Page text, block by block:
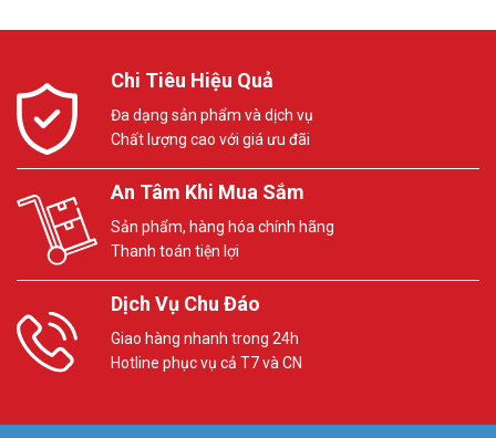
Chi Tiêu Hiệu Quả
Đa dạng sản phẩm và dịch vụ
Chất lượng cao với giá ưu đãi
An Tâm Khi Mua Sắm
Sản phẩm, hàng hóa chính hãng
Thanh toán tiện lợi
Dịch Vụ Chu Đáo
Giao hàng nhanh trong 24h
Hotline phục vụ cả T7 và CN